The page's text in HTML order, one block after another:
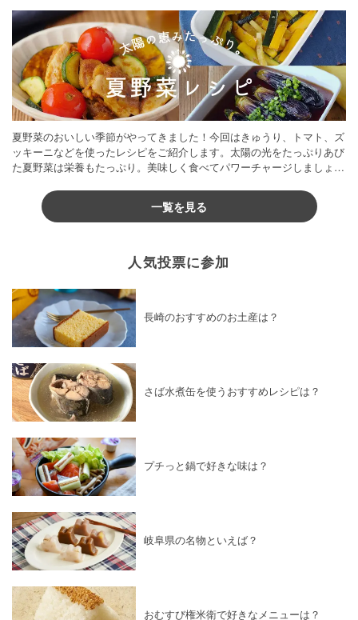
夏野菜のおいしい季節がやってきました！今回はきゅうり、トマト、ズ
ッキーニなどを使ったレシピをご紹介します。太陽の光をたっぷりあび
た夏野菜は栄養もたっぷり。美味しく食べてパワーチャージしましょう
一覧を見る
人気投票に参加
長崎のおすすめのお土産は？
さば水煮缶を使うおすすめレシピは？
プチっと鍋で好きな味は？
岐阜県の名物といえば？
おむすび権米衛で好きなメニューは？